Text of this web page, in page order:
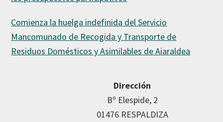
Comienza la huelga indefinida del Servicio
Mancomunado de Recogida y Transporte de
Residuos Domésticos y Asimilables de Aiaraldea
Dirección
Bº Elespide, 2
01476 RESPALDIZA